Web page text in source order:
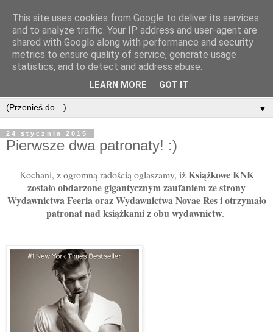
▼
24 stycznia 2015
Pierwsze dwa patronaty! :)
Kochani, z ogromną radością ogłaszamy, iżKsiążkowe KNK
zostało obdarzone gigantycznym zaufaniem ze strony
Wydawnictwa Feeria oraz Wydawnictwa Novae Res i otrzymało
patronat nad książkami z obu wydawnictw.
This site uses cookies from Google to deliver its services
and to analyze traffic. Your IP address and user-agent are
shared with Google along with performance and security
metrics to ensure quality of service, generate usage
statistics, and to detect and address abuse.
LEARN MORE GOT IT